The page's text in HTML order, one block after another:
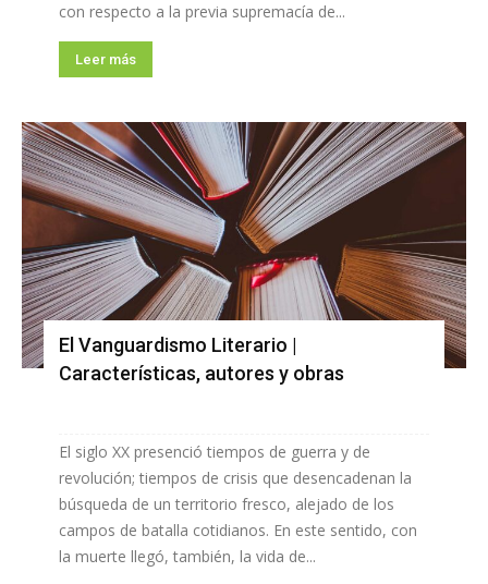
con respecto a la previa supremacía de...
Leer más
El Vanguardismo Literario |
Características, autores y obras
El siglo XX presenció tiempos de guerra y de
revolución; tiempos de crisis que desencadenan la
búsqueda de un territorio fresco, alejado de los
campos de batalla cotidianos. En este sentido, con
la muerte llegó, también, la vida de...